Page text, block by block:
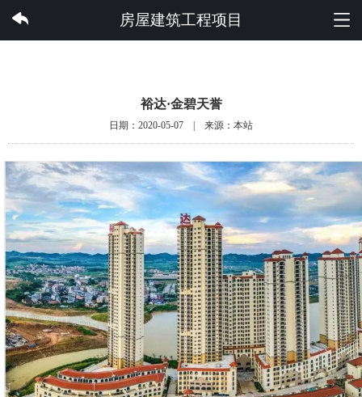
快3集团有限公司
房屋建筑工程项目
裕达·金碧天誉
日期：2020-05-07 | 来源：本站